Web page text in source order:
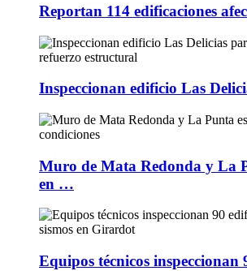
Reportan 114 edificaciones
Inspeccionan edificio Las
Muro de Mata Redonda y La
en …
Equipos técnicos